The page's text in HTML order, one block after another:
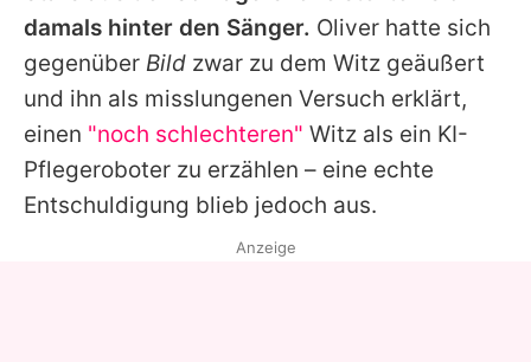
damals hinter den Sänger. Oliver hatte sich
gegenüber Bild zwar zu dem Witz geäußert
und ihn als misslungenen Versuch erklärt,
einen "noch schlechteren" Witz als ein KI-
Pflegeroboter zu erzählen – eine echte
Entschuldigung blieb jedoch aus.
Anzeige